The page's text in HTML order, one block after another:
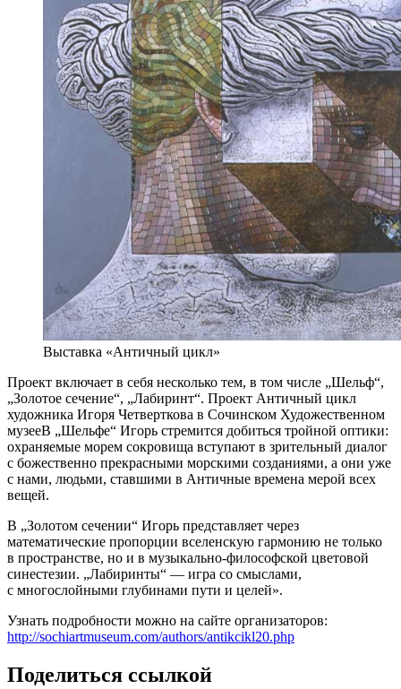
Выставка «Античный цикл»
Проект включает в себя несколько тем, в том числе „Шельф“,
„Золотое сечение“, „Лабиринт“. Проект Античный цикл
художника Игоря Четверткова в Сочинском Художественном
музееВ „Шельфе“ Игорь стремится добиться тройной оптики:
охраняемые морем сокровища вступают в зрительный диалог
с божественно прекрасными морскими созданиями, а они уже
с нами, людьми, ставшими в Античные времена мерой всех
вещей.
В „Золотом сечении“ Игорь представляет через
математические пропорции вселенскую гармонию не только
в пространстве, но и в музыкально-философской цветовой
синестезии. „Лабиринты“ — игра со смыслами,
с многослойными глубинами пути и целей».
Узнать подробности можно на сайте организаторов:
http://sochiartmuseum.com/authors/antikcikl20.php
Поделиться ссылкой